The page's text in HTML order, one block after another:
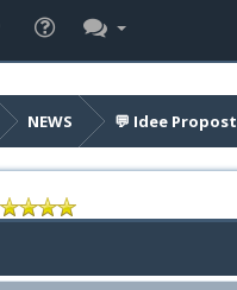
NEWS 💬 Idee